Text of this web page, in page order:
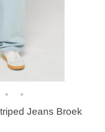
Jeans Broek